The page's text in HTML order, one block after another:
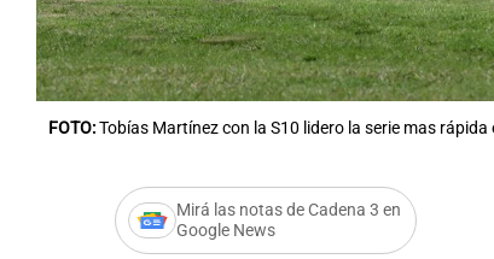
FOTO:Tobías Martínez con la S10 lidero la serie mas rápida
Mirá las notas de Cadena 3 en
Google News